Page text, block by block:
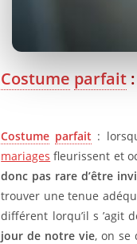
Costume parfait :
Costume parfait :
mariages fleurissent et
donc pas rare d’être
trouver une tenue
différent lorqu’il s ’agit
jour de notre vie, on se